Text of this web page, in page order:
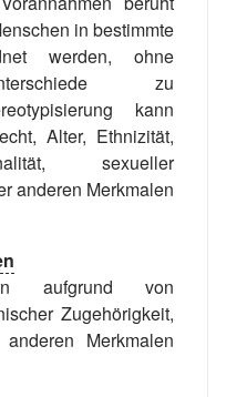
in bestimmte
werden, ohne
zu
kann
Alter, Ethnizität,
sexueller
anderen Merkmalen
aufgrund von
Zugehörigkeit,
Merkmalen